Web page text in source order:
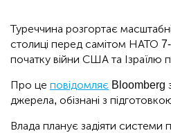
Туреччина розгортає
столиці перед самітом НАТО
початку війни США та Ізраїлю
Про це повідомляє Bloomberg
джерела, обізнані з
Влада планує задіяти системи